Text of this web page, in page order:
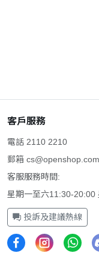
客戶服務
電話 2110 2210
郵箱
客服服務時間:
星期一至六11:30-20:00
投訴及建議熱線